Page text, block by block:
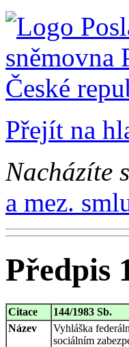
Přejít na
Nacházíte
a mez.
Předpis
Citace
144/1983 Sb.
Název
Vyhláška
sociálním